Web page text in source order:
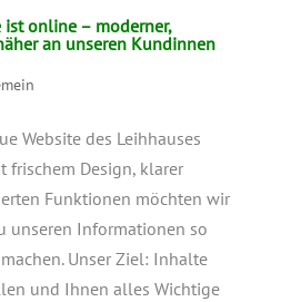
ist online – moderner,
an unseren Kundinnen
Website des Leihhauses
frischem Design, klarer
Funktionen möchten wir
unseren Informationen so
Unser Ziel: Inhalte
und Ihnen alles Wichtige